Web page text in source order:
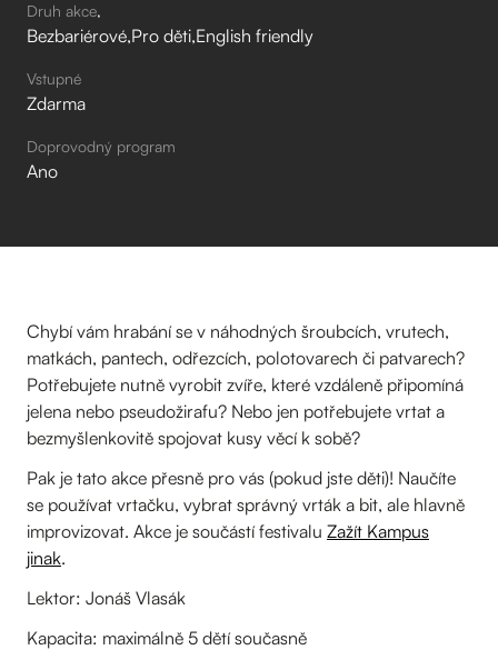
Druh akce
Bezbariérové Pro děti English friendly
Vstupné
Zdarma
Doprovodný program
Ano
Chybí vám hrabání se v náhodných šroubcích, vrutech,
matkách, pantech, odřezcích, polotovarech či patvarech?
Potřebujete nutně vyrobit zvíře, které vzdáleně připomíná
jelena nebo pseudožirafu? Nebo jen potřebujete vrtat a
bezmyšlenkovitě spojovat kusy věcí k sobě?
Pak je tato akce přesně pro vás (pokud jste děti)! Naučíte
se používat vrtačku, vybrat správný vrták a bit, ale hlavně
improvizovat. Akce je součástí festivalu Zažít Kampus
jinak.
Lektor: Jonáš Vlasák
Kapacita: maximálně 5 dětí současně